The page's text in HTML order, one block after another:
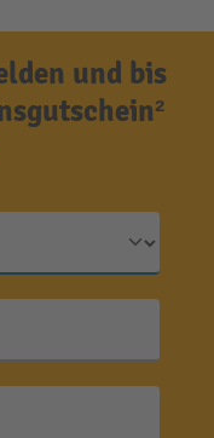
und bis